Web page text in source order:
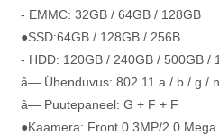
- EMMC: 32GB / 64GB / 128GB
●SSD:64GB / 128GB / 256B
- HDD: 120GB / 240GB / 500GB /
â— Ühenduvus: 802.11 a / b / g /
â— Puutepaneel: G + F + F
●Kaamera: Front 0.3MP/2.0 Mega